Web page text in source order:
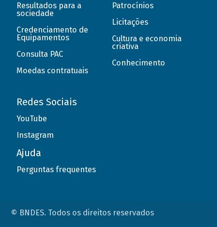
Resultados para a
sociedade
Credenciamento de
Equipamentos
Consulta PAC
Moedas contratuais
Patrocínios
Licitações
Cultura e economia
criativa
Conhecimento
Redes Sociais
YouTube
Instagram
Ajuda
Perguntas frequentes
© BNDES. Todos os direitos reservados